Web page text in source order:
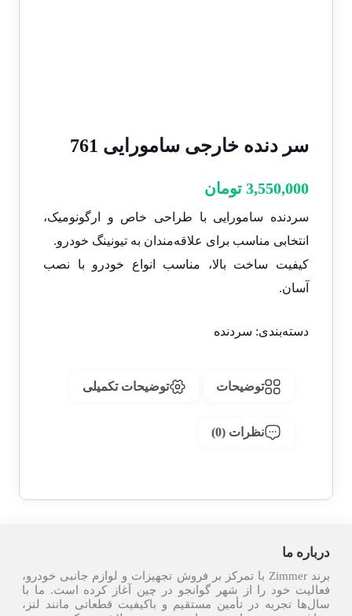
سر دنده خارجی سامورایی 761
3,550,000 تومان
سردنده سامورایی با طراحی خاص و ارگونومیک،
انتخابی مناسب برای علاقه‌مندان به تیونینگ خودرو.
کیفیت ساخت بالا، مناسب انواع خودرو با نصب
آسان.
دسته‌بندی: سردنده
توضیحات توضیحات تکمیلی
نظرات (0)
درباره ما
برند Zimmer با تمرکز بر فروش تجهیزات و لوازم جانبی خودرو،
فعالیت خود را از شهر گوانجو در چین آغاز کرده است. ما با
سال‌ها تجربه در تأمین مستقیم و باکیفیت قطعاتی مانند لنز،